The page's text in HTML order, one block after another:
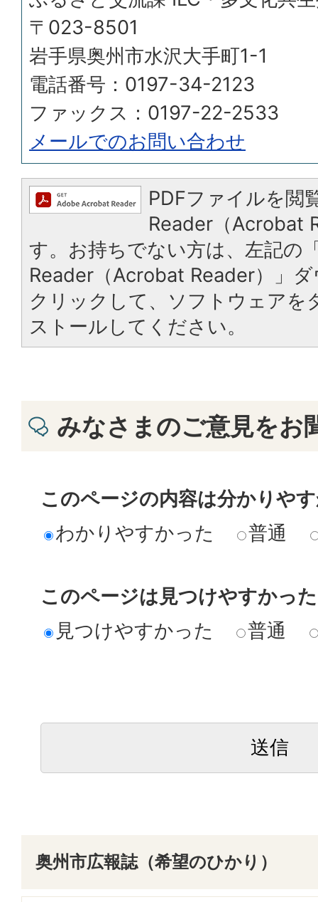
〒023-8501
岩手県奥州市水沢大手町1-1
電話番号：0197-34-2123
ファックス：0197-22-2533
メールでのお問い合わせ
PDFファイルを閲
Reader（Acrobat
す。お持ちでない方は、左記の
Reader（Acrobat Reader）」
クリックして、ソフトウェアを
ストールしてください。
みなさまのご意見をお
このページの内容は分かりや
わかりやすかった
普通
このページは見つけやすかっ
見つけやすかった
普通
奥州市広報誌（希望のひかり）